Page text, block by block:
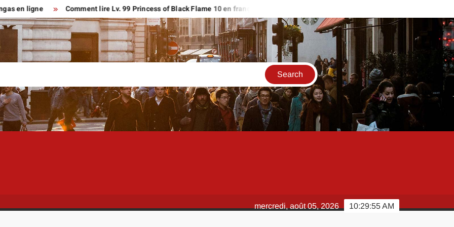
Comment lire Lv. 99 Princess of Black Flame 10 en français rapidement ?
10:29:56 AM
mercredi, août 05, 2026